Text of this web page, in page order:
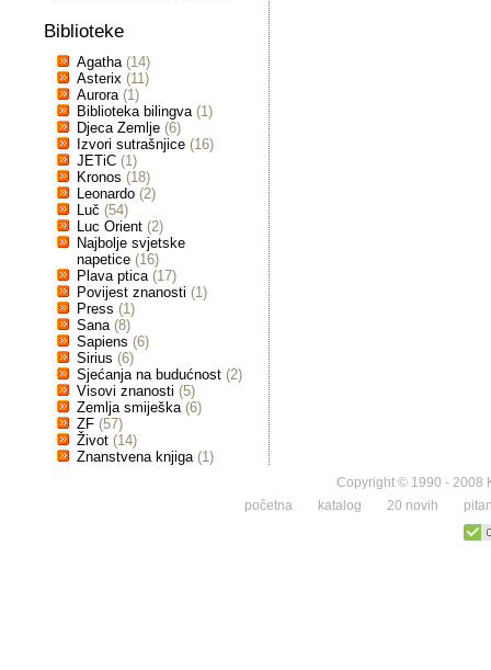
Biblioteke
Agatha (14)
Asterix (11)
Aurora (1)
Biblioteka bilingva (1)
Djeca Zemlje (6)
Izvori sutrašnjice (16)
JETiC (1)
Kronos (18)
Leonardo (2)
Luč (54)
Luc Orient (2)
Najbolje svjetske
napetice (16)
Plava ptica (17)
Povijest znanosti (1)
Press (1)
Sana (8)
Sapiens (6)
Sirius (6)
Sjećanja na budućnost (2)
Visovi znanosti (5)
Zemlja smiješka (6)
ZF (57)
Život (14)
Znanstvena knjiga (1)
Copyright © 1990 - 2008
početna
katalog 20 novih